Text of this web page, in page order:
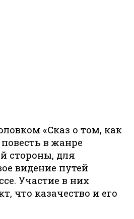
«Сказ о том, как
в жанре
стороны, для
видение путей
Участие в них
что казачество и его